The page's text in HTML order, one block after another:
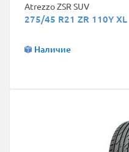
Atrezzo ZSR SUV
275/45 R21 ZR 110Y XL
Наличие